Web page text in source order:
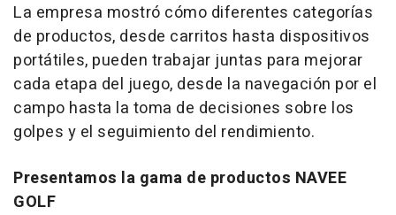
La empresa mostró cómo diferentes categorías
de productos, desde carritos hasta dispositivos
portátiles, pueden trabajar juntas para mejorar
cada etapa del juego, desde la navegación por el
campo hasta la toma de decisiones sobre los
golpes y el seguimiento del rendimiento.
Presentamos la gama de productos NAVEE
GOLF